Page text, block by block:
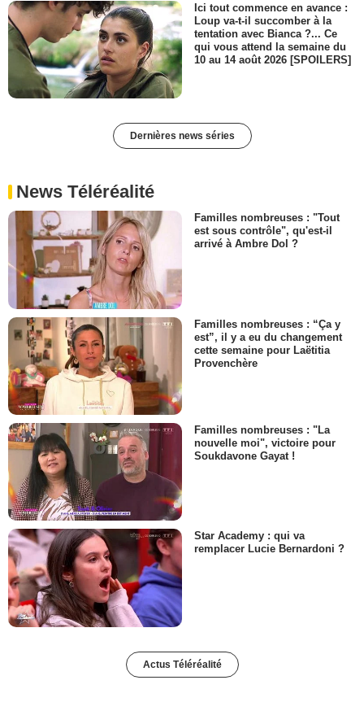
Ici tout commence en avance :
Loup va-t-il succomber à la
tentation avec Bianca ?... Ce
qui vous attend la semaine du
10 au 14 août 2026 [SPOILERS]
Dernières news séries
News Téléréalité
Familles nombreuses : "Tout
est sous contrôle", qu'est-il
arrivé à Ambre Dol ?
Familles nombreuses : “Ça y
est”, il y a eu du changement
cette semaine pour Laëtitia
Provenchère
Familles nombreuses : "La
nouvelle moi", victoire pour
Soukdavone Gayat !
Star Academy : qui va
remplacer Lucie Bernardoni ?
Actus Téléréalité